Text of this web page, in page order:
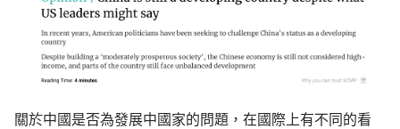
關於中國是否為發展中國家的問題，在國際上有不同的看